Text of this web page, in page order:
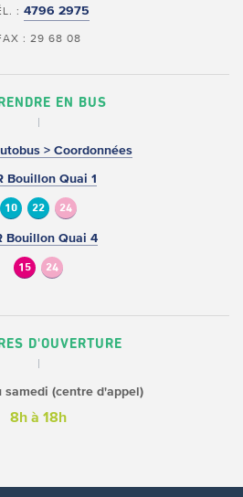
: 4796 2975
: 29 68 08
EN BUS
> Coordonnées
Bouillon Quai 1
10 22 24
Bouillon Quai 4
15 24
D'OUVERTURE
samedi (centre d'appel)
8h à 18h